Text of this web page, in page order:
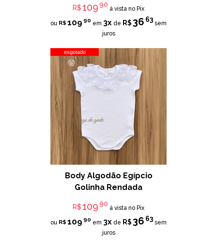
R$10990
à vista no Pix
ou R$ 109 90 em 3x de R$ 36 63
sem
juros
esgotado
Body Algodão Egípcio
Golinha Rendada
R$10990
à vista no Pix
ou R$ 109 90 em 3x de R$ 36 63
sem
juros